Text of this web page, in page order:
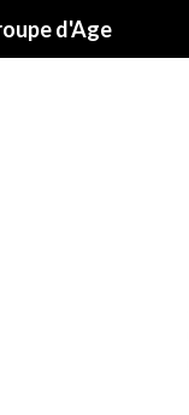
d'Age